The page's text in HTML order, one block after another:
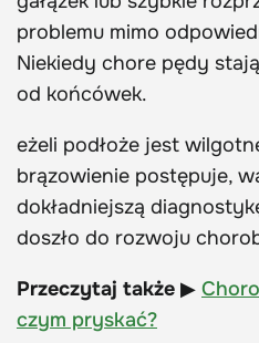
problemu mimo
Niekiedy chore pędy
od końcówek.
eżeli podłoże jest
brązowienie postępuje,
dokładniejszą
doszło do rozwoju
Przeczytaj także ▶
czym pryskać?